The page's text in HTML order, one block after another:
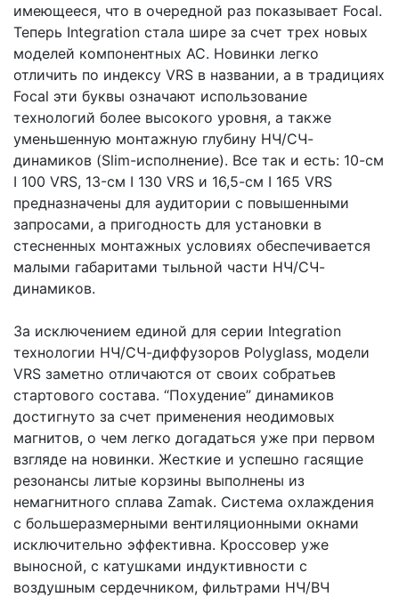
имеющееся, что в очередной раз показывает Focal.
Теперь Integration стала шире за счет трех новых
моделей компонентных АС. Новинки легко
отличить по индексу VRS в названии, а в традициях
Focal эти буквы означают использование
технологий более высокого уровня, а также
уменьшенную монтажную глубину НЧ/СЧ-
динамиков (Slim-исполнение). Все так и есть: 10-см
I 100 VRS, 13-см I 130 VRS и 16,5-см I 165 VRS
предназначены для аудитории с повышенными
запросами, а пригодность для установки в
стесненных монтажных условиях обеспечивается
малыми габаритами тыльной части НЧ/СЧ-
динамиков.
За исключением единой для серии Integration
технологии НЧ/СЧ-диффузоров Polyglass, модели
VRS заметно отличаются от своих собратьев
стартового состава. “Похудение” динамиков
достигнуто за счет применения неодимовых
магнитов, о чем легко догадаться уже при первом
взгляде на новинки. Жесткие и успешно гасящие
резонансы литые корзины выполнены из
немагнитного сплава Zamak. Система охлаждения
с большеразмерными вентиляционными окнами
исключительно эффективна. Кроссовер уже
выносной, с катушками индуктивности с
воздушным сердечником, фильтрами НЧ/ВЧ